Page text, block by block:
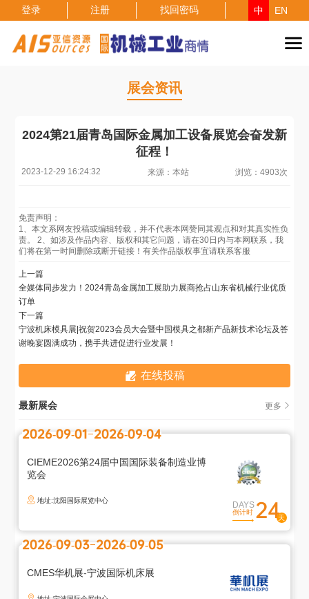
登录 注册 找回密码 中 EN
展会资讯
2024第21届青岛国际金属加工设备展览会奋发新
征程！
2023-12-29 16:24:32 来源：本站 浏览：4903次
免责声明：
1、本文系网友投稿或编辑转载，并不代表本网赞同其观点和对其真实性负
责。 2、如涉及作品内容、版权和其它问题，请在30日内与本网联系，我
们将在第一时间删除或断开链接！有关作品版权事宜请联系客服
上一篇
全媒体同步发力！2024青岛金属加工展助力展商抢占山东省机械行业优质
订单
下一篇
宁波机床模具展|祝贺2023会员大会暨中国模具之都新产品新技术论坛及答
谢晚宴圆满成功，携手共进促进行业发展！
在线投稿
最新展会 更多
2026-09-01 2026-09-04
CIEME2026第24届中国国际装备制造业博
览会
地址:沈阳国际展览中心 DAYS
倒计时 24
2026-09-03 2026-09-05
CMES华机展-宁波国际机床展